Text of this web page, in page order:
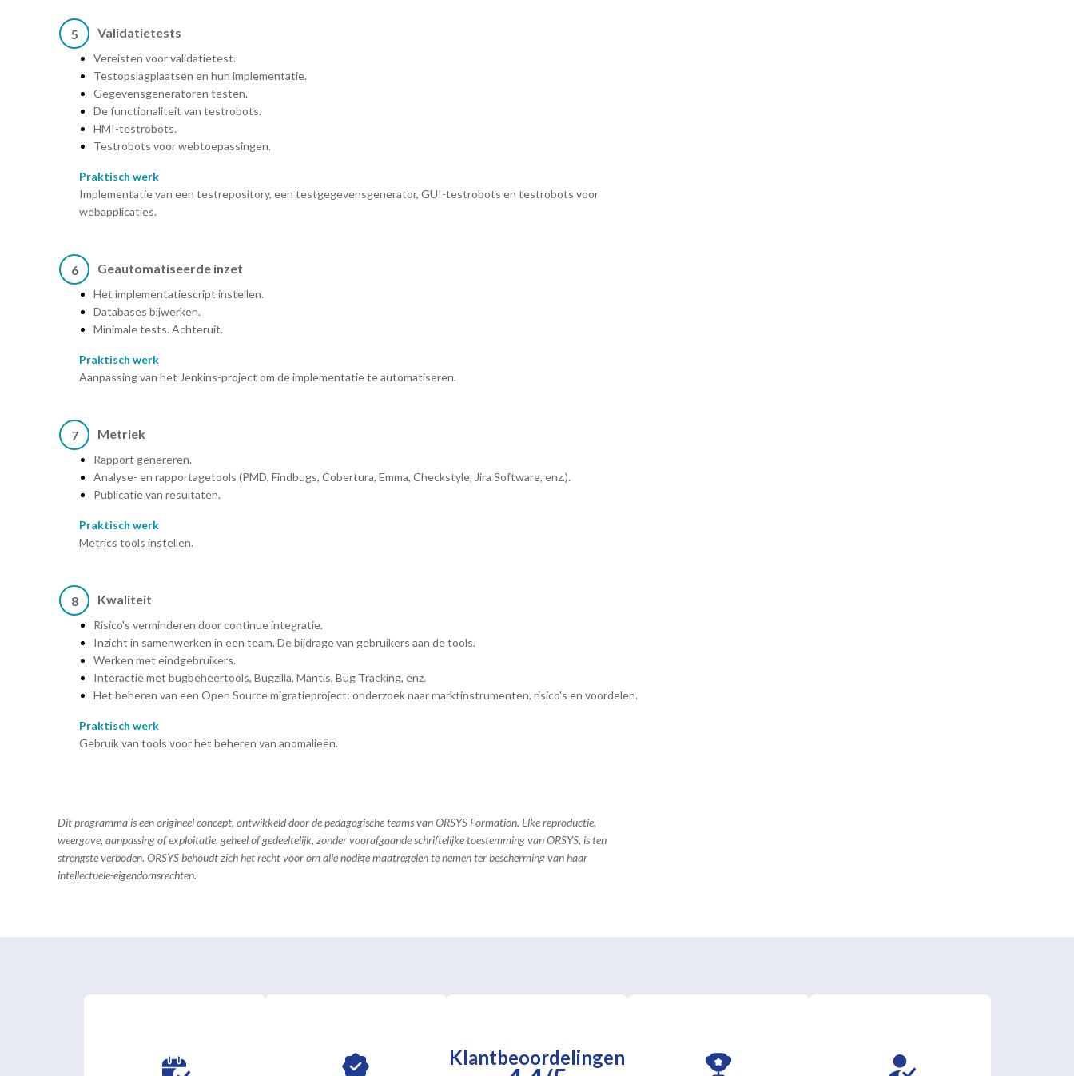
5 Validatietests
Vereisten voor validatietest.
Testopslagplaatsen en hun implementatie.
Gegevensgeneratoren testen.
De functionaliteit van testrobots.
HMI-testrobots.
Testrobots voor webtoepassingen.
Praktisch werk
Implementatie van een testrepository, een testgegevensgenerator, GUI-testrobots en testrobots voor
webapplicaties.
6 Geautomatiseerde inzet
Het implementatiescript instellen.
Databases bijwerken.
Minimale tests. Achteruit.
Praktisch werk
Aanpassing van het Jenkins-project om de implementatie te automatiseren.
7 Metriek
Rapport genereren.
Analyse- en rapportagetools (PMD, Findbugs, Cobertura, Emma, Checkstyle, Jira Software, enz.).
Publicatie van resultaten.
Praktisch werk
Metrics tools instellen.
8 Kwaliteit
Risico's verminderen door continue integratie.
Inzicht in samenwerken in een team. De bijdrage van gebruikers aan de tools.
Werken met eindgebruikers.
Interactie met bugbeheertools, Bugzilla, Mantis, Bug Tracking, enz.
Het beheren van een Open Source migratieproject: onderzoek naar marktinstrumenten, risico's en voordelen.
Praktisch werk
Gebruik van tools voor het beheren van anomalieën.
Dit programma is een origineel concept, ontwikkeld door de pedagogische teams van ORSYS Formation. Elke reproductie,
weergave, aanpassing of exploitatie, geheel of gedeeltelijk, zonder voorafgaande schriftelijke toestemming van ORSYS, is ten
strengste verboden. ORSYS behoudt zich het recht voor om alle nodige maatregelen te nemen ter bescherming van haar
intellectuele-eigendomsrechten.
Klantbeoordelingen